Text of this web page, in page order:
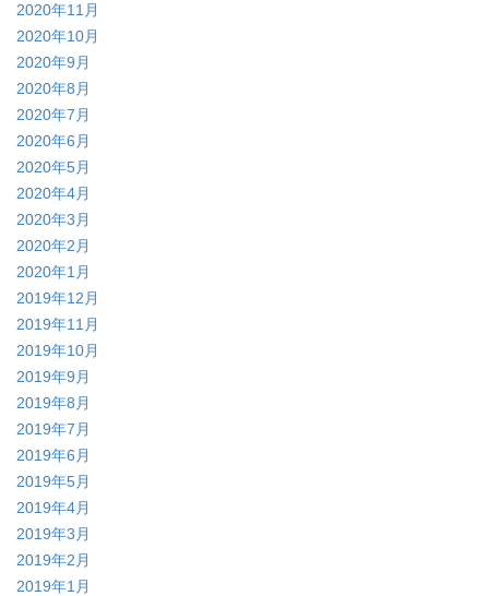
2020年11月
2020年10月
2020年9月
2020年8月
2020年7月
2020年6月
2020年5月
2020年4月
2020年3月
2020年2月
2020年1月
2019年12月
2019年11月
2019年10月
2019年9月
2019年8月
2019年7月
2019年6月
2019年5月
2019年4月
2019年3月
2019年2月
2019年1月